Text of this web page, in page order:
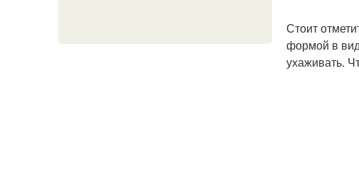
Стоит
формой в
ухаживать.